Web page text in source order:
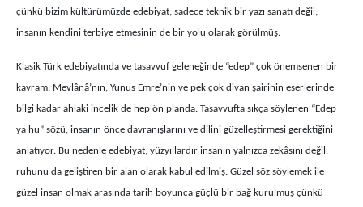
çünkü bizim kültürümüzde edebiyat, sadece teknik bir yazı sanatı değil;
insanın kendini terbiye etmesinin de bir yolu olarak görülmüş.
Klasik Türk edebiyatında ve tasavvuf geleneğinde “edep” çok önemsenen bir
kavram. Mevlânâ’nın, Yunus Emre’nin ve pek çok divan şairinin eserlerinde
bilgi kadar ahlaki incelik de hep ön planda. Tasavvufta sıkça söylenen “Edep
ya hu” sözü, insanın önce davranışlarını ve dilini güzelleştirmesi gerektiğini
anlatıyor. Bu nedenle edebiyat; yüzyıllardır insanın yalnızca zekâsını değil,
ruhunu da geliştiren bir alan olarak kabul edilmiş. Güzel söz söylemek ile
güzel insan olmak arasında tarih boyunca güçlü bir bağ kurulmuş çünkü